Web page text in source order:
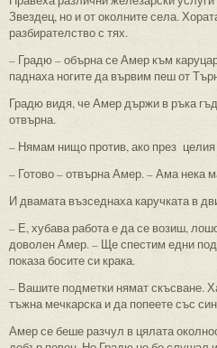
Звездец, но и от околните села.
разбирателство с тях.
– Градю – обърна се Амер към
паднаха ногите да вървим пеш от
Градю видя, че Амер държи в ръка
отвърна.
– Нямам нищо против, ако през
– Готово – отвърна Амер. – Ама нека
И двамата възседнаха каручката в
– Е, хубава работа е да се возиш,
доволен Амер. – Ще спестим едни
показа босите си крака.
– Вашите подметки нямат скъсване.
тъжна мечкарска и да попеете със
Амер се беше разчул в цялата